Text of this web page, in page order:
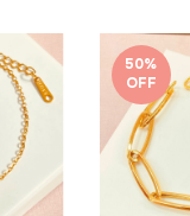
50%
OFF